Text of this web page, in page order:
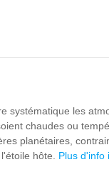
systématique les
chaudes ou
planétaires,
hôte. Plus d'info